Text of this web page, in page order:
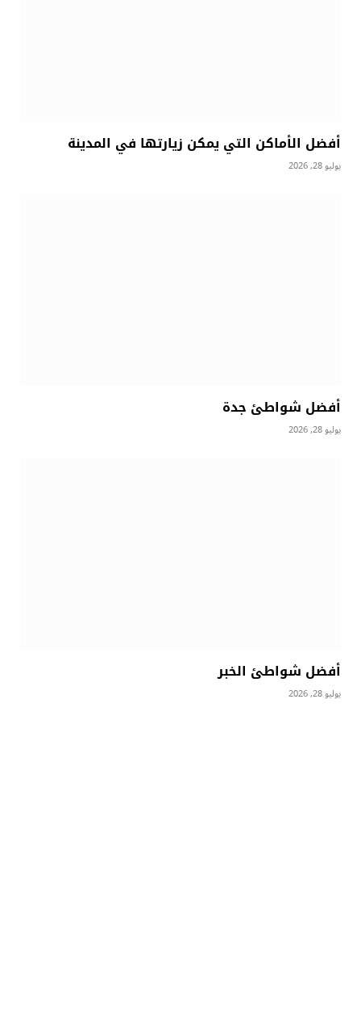
أفضل الأماكن التي يمكن زيارتها في المدينة
يوليو 28, 2026
أفضل شواطئ جدة
يوليو 28, 2026
أفضل شواطئ الخبر
يوليو 28, 2026